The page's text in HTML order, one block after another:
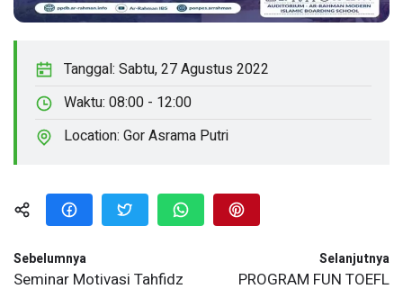
Tanggal: Sabtu, 27 Agustus 2022
Waktu: 08:00 - 12:00
Location: Gor Asrama Putri
Sebelumnya
Seminar Motivasi Tahfidz
Selanjutnya
PROGRAM FUN TOEFL